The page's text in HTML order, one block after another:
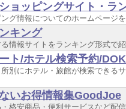
ョッピングサイト・ラ
グ情報についてのホームページ
キング
情報サイトをランキング形式で
ト/ホテル検索予約/
別にホテル・旅館が検索できる
いお得情報集GoodJoe
格安商品・便利サービスなど配